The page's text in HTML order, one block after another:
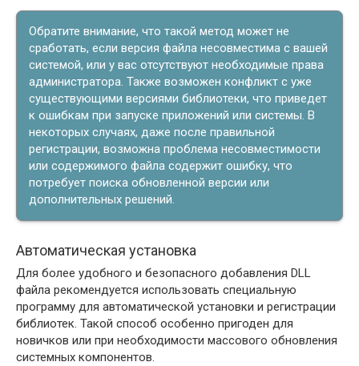
Обратите внимание, что такой метод может не
сработать, если версия файла несовместима с вашей
системой, или у вас отсутствуют необходимые права
администратора. Также возможен конфликт с уже
существующими версиями библиотеки, что приведет
к ошибкам при запуске приложений или системы. В
некоторых случаях, даже после правильной
регистрации, возможна проблема несовместимости
или содержимого файла содержит ошибку, что
потребует поиска обновленной версии или
дополнительных решений.
Автоматическая установка
Для более удобного и безопасного добавления DLL
файла рекомендуется использовать специальную
программу для автоматической установки и регистрации
библиотек. Такой способ особенно пригоден для
новичков или при необходимости массового обновления
системных компонентов.